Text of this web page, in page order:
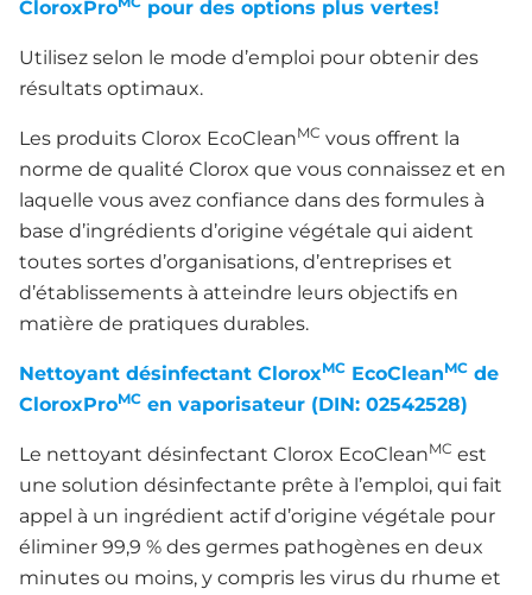
CloroxPro pour des options plus vertes!
Utilisez selon le mode d’emploi pour obtenir des
résultats optimaux.
Les produits Clorox EcoCleanMC vous offrent la
norme de qualité Clorox que vous connaissez et en
laquelle vous avez confiance dans des formules à
base d’ingrédients d’origine végétale qui aident
toutes sortes d’organisations, d’entreprises et
d’établissements à atteindre leurs objectifs en
matière de pratiques durables.
Nettoyant désinfectant CloroxMC EcoCleanMC de
CloroxProMC en vaporisateur (DIN: 02542528)
Le nettoyant désinfectant Clorox EcoCleanMC est
une solution désinfectante prête à l’emploi, qui fait
appel à un ingrédient actif d’origine végétale pour
éliminer 99,9 % des germes pathogènes en deux
minutes ou moins, y compris les virus du rhume et